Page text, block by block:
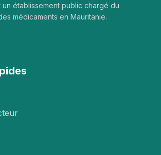
un établissement public chargé du
médicaments en Mauritanie.